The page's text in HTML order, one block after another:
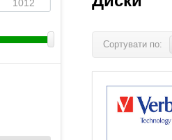
Сортувати по: